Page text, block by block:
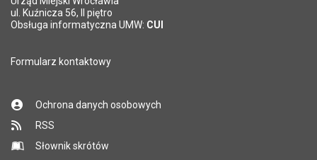
*
Pole wymagane
ul. Kuźnicza 56, II piętro
Obsługa informatyczna UMW: CUI
Formularz kontaktowy
Ochrona danych osobowych
RSS
Słownik skrótów